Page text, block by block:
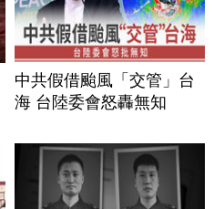
中共假借颱風「交管」台
海 台陸委會怒轟無知